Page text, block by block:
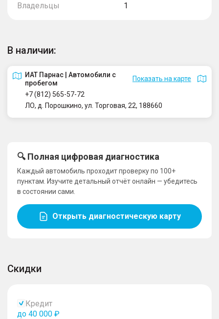
Владельцы 1
В наличии:
ИАТ Парнас | Автомобили с
пробегом
Показать на карте
+7 (812) 565-57-72
ЛО, д. Порошкино, ул. Торговая, 22, 188660
🔍 Полная цифровая диагностика
Каждый автомобиль проходит проверку по 100+
пунктам. Изучите детальный отчёт онлайн — убедитесь
в состоянии сами.
Открыть диагностическую карту
Скидки
Кредит
до 40 000 ₽